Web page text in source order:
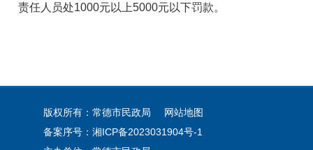
责任人员处1000元以上5000元以下罚款。
版权所有：常德市民政局
网站地图
备案序号： 湘ICP备2023031904号-1